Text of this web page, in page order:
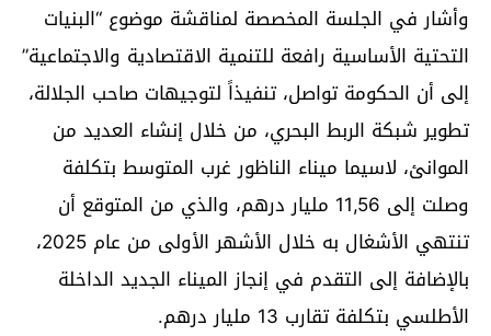
وأشار في الجلسة المخصصة لمناقشة موضوع “البنيات
التحتية الأساسية رافعة للتنمية الاقتصادية والاجتماعية”
إلى أن الحكومة تواصل، تنفيذاً لتوجيهات صاحب الجلالة،
تطوير شبكة الربط البحري، من خلال إنشاء العديد من
الموانئ، لاسيما ميناء الناظور غرب المتوسط بتكلفة
وصلت إلى 11,56 مليار درهم، والذي من المتوقع أن
تنتهي الأشغال به خلال الأشهر الأولى من عام 2025،
بالإضافة إلى التقدم في إنجاز الميناء الجديد الداخلة
الأطلسي بتكلفة تقارب 13 مليار درهم.